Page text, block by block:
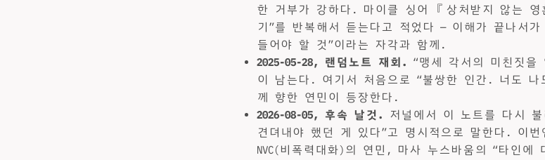
한 거부가 강하다. 마이클 싱어 『상처받지 않는 영
기”를 반복해서 듣는다고 적었다 — 이해가 끝나서
들어야 할 것”이라는 자각과 함께.
2025-05-28, 랜덤노트 재회. “맹세 각서의 미친짓을
이 남는다. 여기서 처음으로 “불쌍한 인간. 너도 나
께 향한 연민이 등장한다.
2026-08-05, 후속 날것.
저널에서 이 노트를 다시
견뎌내야 했던 게 있다”고 명시적으로 말한다. 이
NVC(비폭력대화)의 연민, 마사 누스바움의 “타인에